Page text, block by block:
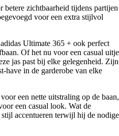
betere zichtbaarheid tijdens partijen
voor een extra stijlvol
Ultimate 365 + ook perfect
Of het nu voor een casual uitje
jas past bij elke gelegenheid. Zijn
have in de garderobe van elke
een nette uitstraling op de baan,
een casual look. Wat de
accentueren terwijl hij de nodige